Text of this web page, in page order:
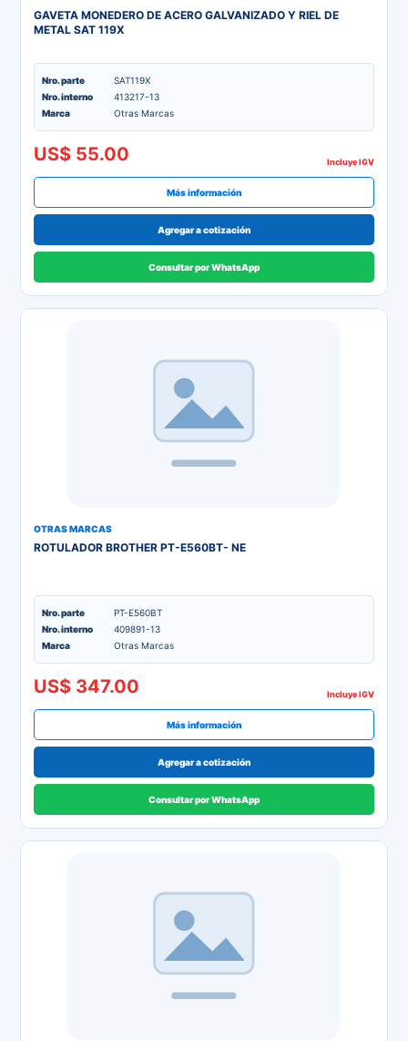
GAVETA MONEDERO DE ACERO GALVANIZADO Y RIEL DE
METAL SAT 119X
Nro. parte
SAT119X
Nro. interno
413217-13
Marca
Otras Marcas
US$ 55.00 Incluye IGV
Más información
Agregar a cotización
Consultar por WhatsApp
OTRAS MARCAS
ROTULADOR BROTHER PT-E560BT- NE
Nro. parte
PT-E560BT
Nro. interno
409891-13
Marca
Otras Marcas
US$ 347.00 Incluye IGV
Más información
Agregar a cotización
Consultar por WhatsApp